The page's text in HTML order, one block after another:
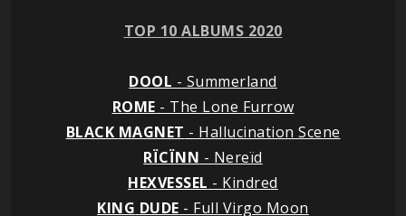
TOP 10 ALBUMS 2020
DOOL - Summerland
ROME - The Lone Furrow
BLACK MAGNET - Hallucination Scene
RÏCÏNN - Nereïd
HEXVESSEL - Kindred
KING DUDE - Full Virgo Moon